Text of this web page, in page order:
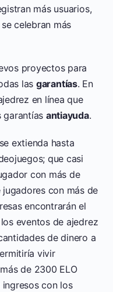
más usuarios,
celebran más
proyectos para
las garantías. En
en línea que
garantías antiayuda.
extienda hasta
que casi
con más de
con más de
encontrarán el
eventos de ajedrez
de dinero a
vivir
de 2300 ELO
con los